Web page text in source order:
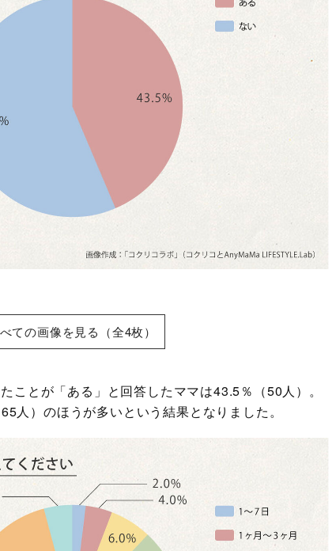
ての画像を見る（全4枚）
ことが「ある」と回答したママは43.5％（50人）。
人）のほうが多いという結果となりました。